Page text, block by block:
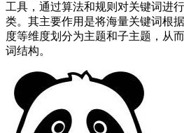
工具，通过算法和规则对关键词进
类。其主要作用是将海量关键词根
度等维度划分为主题和子主题，从
词结构。